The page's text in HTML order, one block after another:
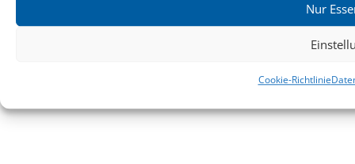
Nur
Cookie-Richtlinie